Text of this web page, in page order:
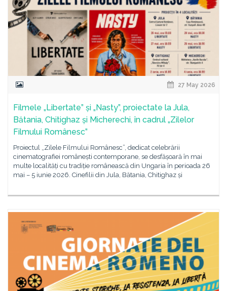
27 May 2026
Filmele „Libertate” și „Nasty”, proiectate la Jula,
Bătania, Chitighaz și Micherechi, în cadrul „Zilelor
Filmului Românesc”
Proiectul „Zilele Filmului Românesc”, dedicat celebrării
cinematografiei românești contemporane, se desfășoară în mai
multe localități cu tradiție românească din Ungaria în perioada 26
mai – 5 iunie 2026. Cinefilii din Jula, Bătania, Chitighaz și